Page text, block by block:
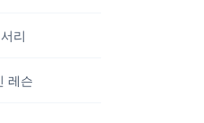
리
레슨